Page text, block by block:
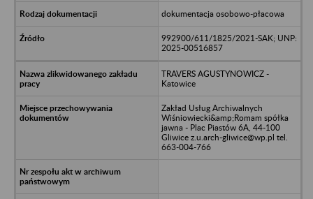
dokumentacja osobowo-płacowa
992900/611/1825/2021-SAK; UNP:
2025-00516857
TRAVERS AGUSTYNOWICZ -
Katowice
Zakład Usług Archiwalnych
Wiśniowiecki&amp;Romam spółka
jawna - Plac Piastów 6A, 44-100
Gliwice z.u.arch-gliwice@wp.pl tel.
663-004-766